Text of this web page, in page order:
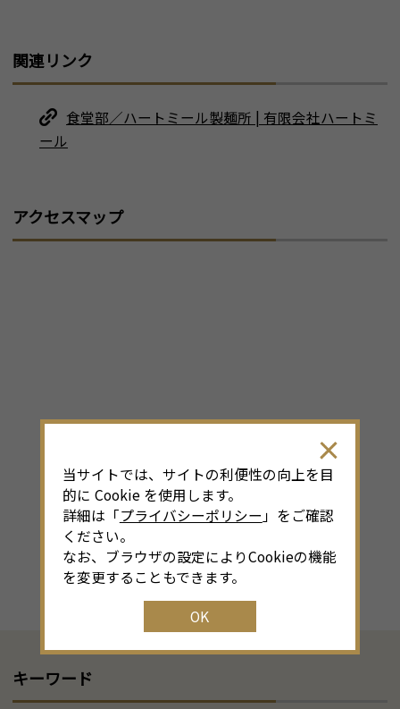
関連リンク
食堂部／ハートミール製麺所 | 有限会社ハートミ
ール
アクセスマップ
キーワード
当サイトでは、サイトの利便性の向上を目
的に Cookie を使用します。
詳細は「プライバシーポリシー 」をご確認
ください。
なお、ブラウザの設定によりCookieの機能
を変更することもできます。
OK